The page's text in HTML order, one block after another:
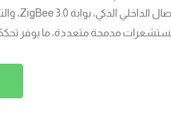
مدمجة متعددة، ما يوفر تحكمًا